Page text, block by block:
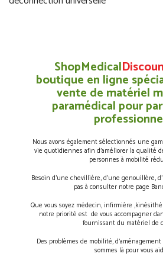
ShopMedical
boutique en ligne
vente de matériel
paramédical pour
Nous avons également sélectionnés une
vie quotidiennes afin d’améliorer la qualité
personnes à mobilité
Besoin d’une chevillière, d’une genouillère,
pas à consulter notre page
Que vous soyez médecin, infirmière
notre priorité est de vous accompagner
fournissant du matériel de
Des problèmes de mobilité,
sommes là pour vous